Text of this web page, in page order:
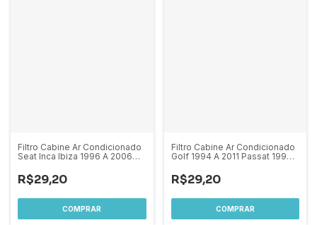
Filtro Cabine Ar Condicionado
Seat Inca Ibiza 1996 A 2006
R$29,20
Filtro Cabine Ar Condicionado
Golf 1994 A 2011 Passat 1996
Audi A3 1996 A 2006 Mahle
R$29,20